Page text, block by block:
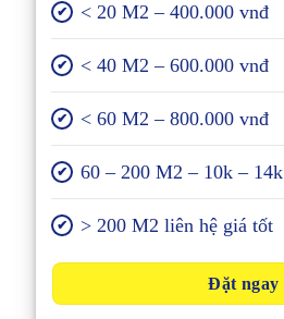
✔ < 20 M2 – 400.000 vnđ
✔ < 40 M2 – 600.000 vnđ
✔ < 60 M2 – 800.000 vnđ
✔ 60 – 200 M2 – 10k – 14k
✔ > 200 M2 liên hệ giá tốt
Đặt ngay